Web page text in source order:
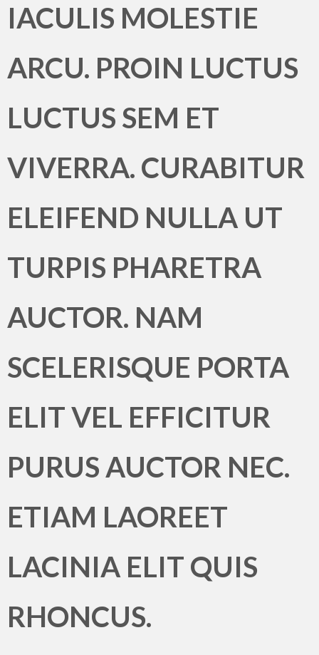
IACULIS MOLESTIE
ARCU. PROIN LUCTUS
LUCTUS SEM ET
VIVERRA. CURABITUR
ELEIFEND NULLA UT
TURPIS PHARETRA
AUCTOR. NAM
SCELERISQUE PORTA
ELIT VEL EFFICITUR
PURUS AUCTOR NEC.
ETIAM LAOREET
LACINIA ELIT QUIS
RHONCUS.